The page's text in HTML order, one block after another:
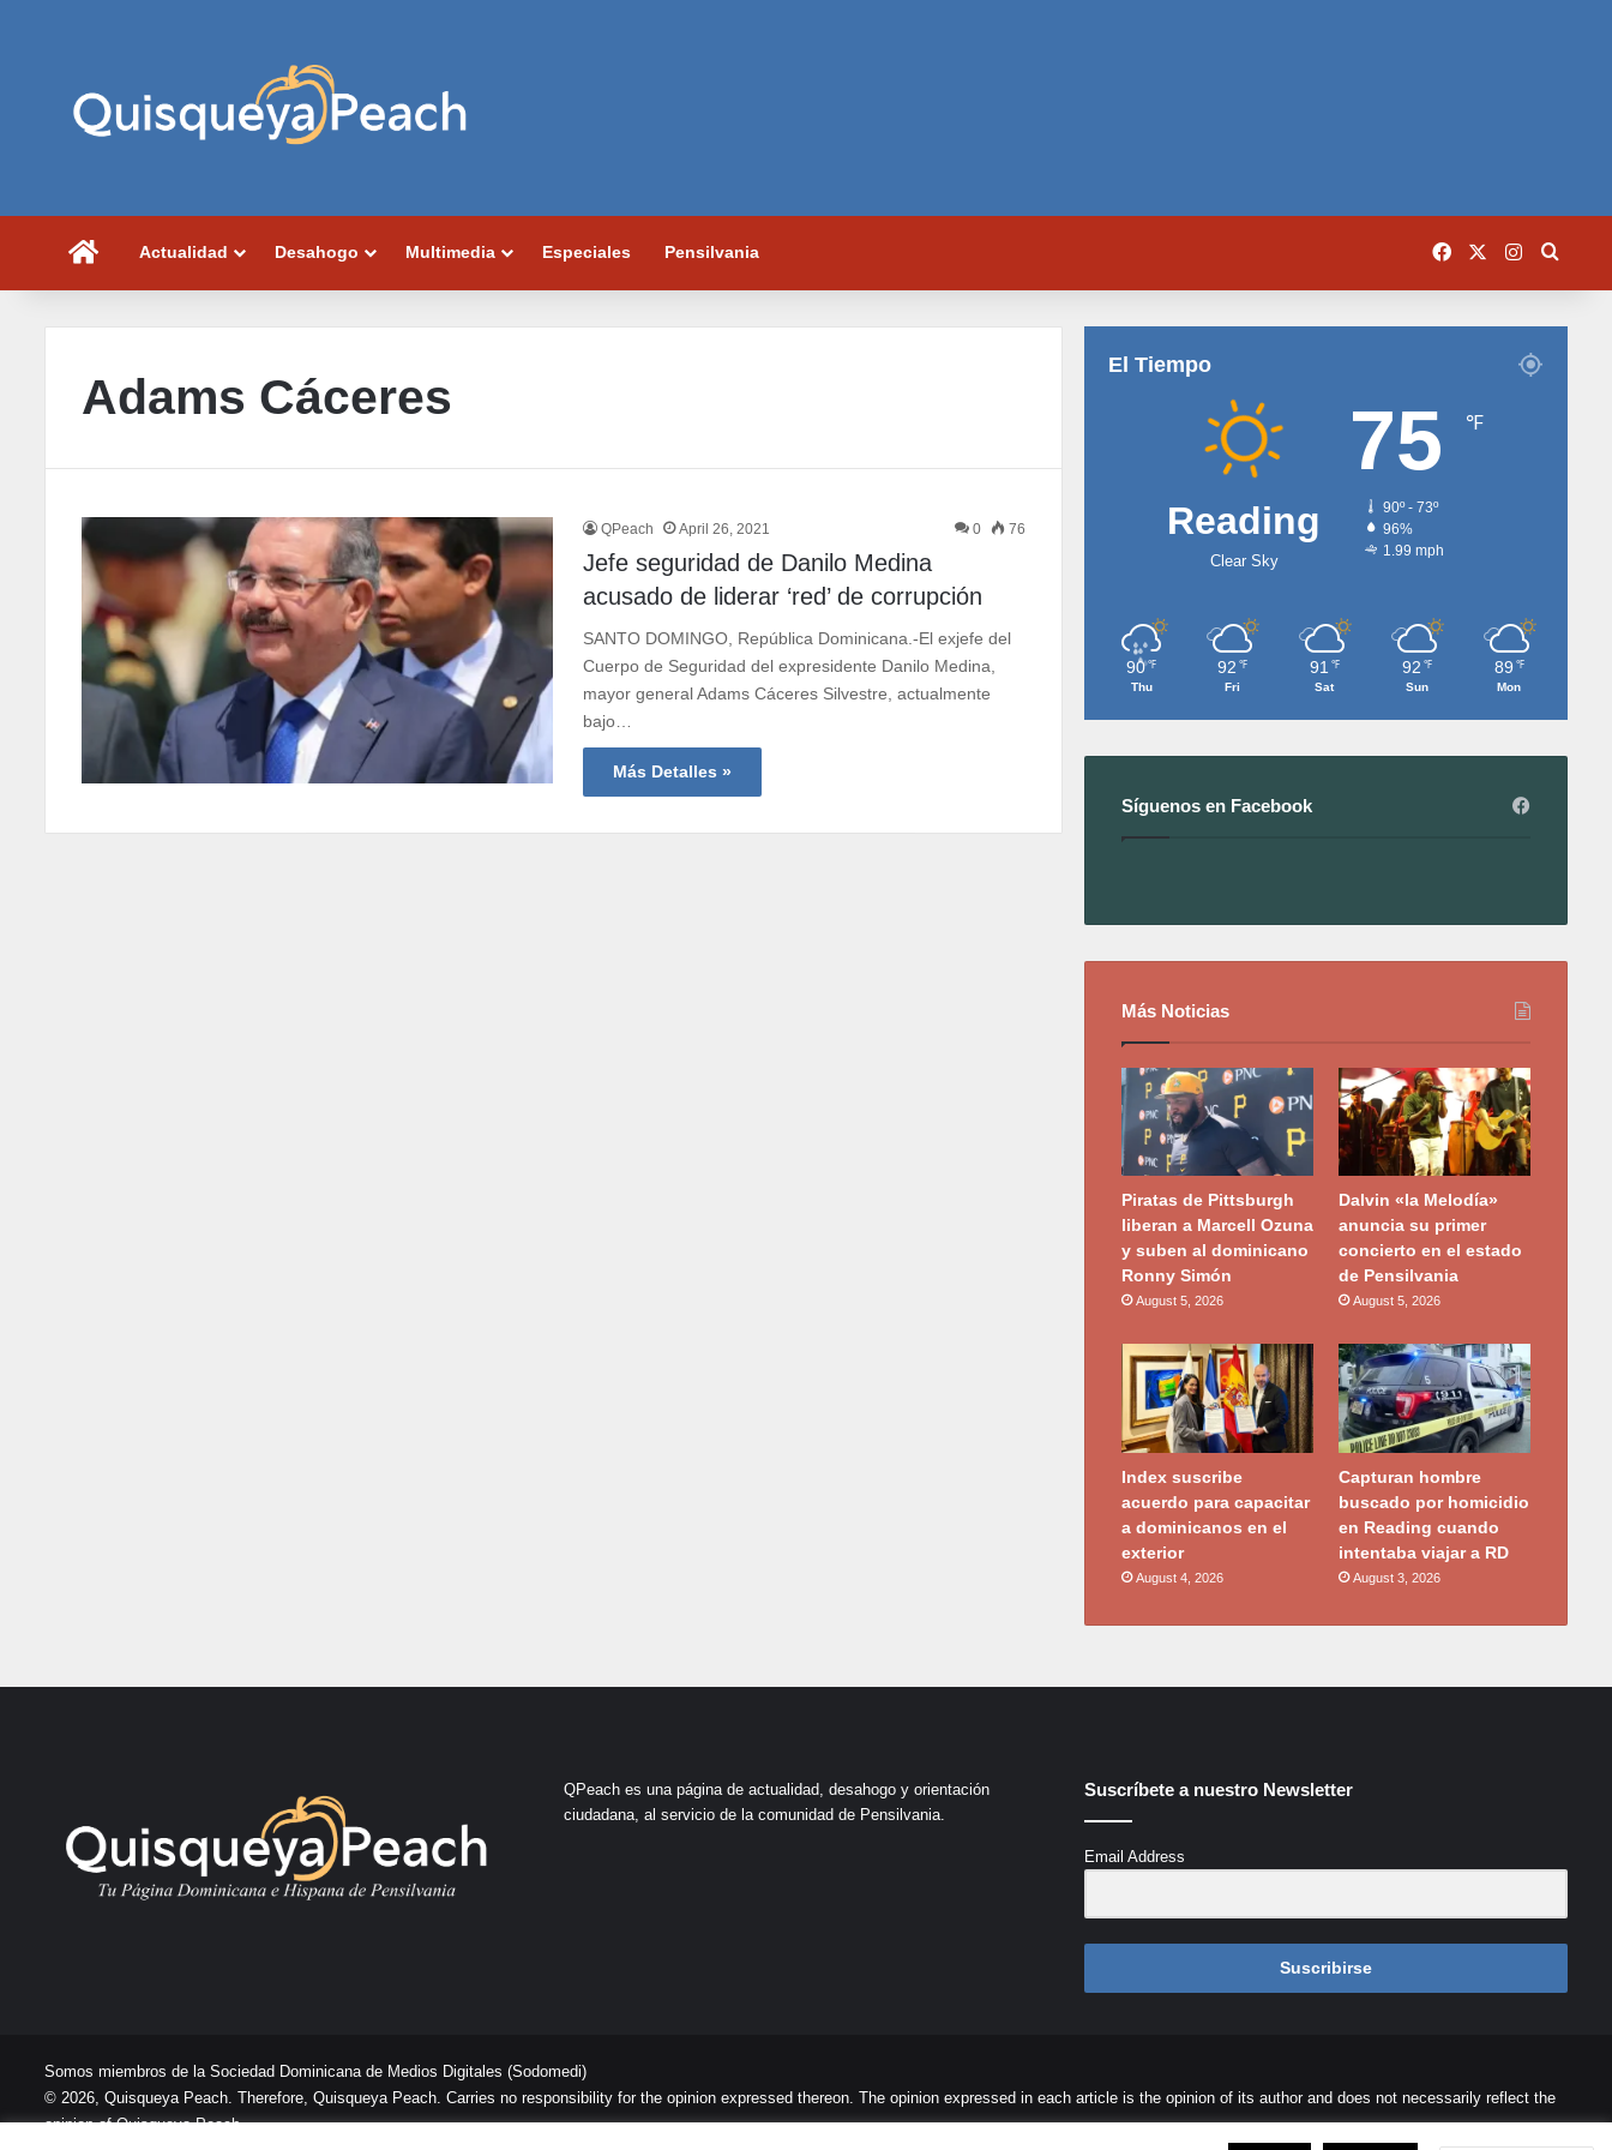
PortadaActualidad Desahogo Multimedia Especiales Pensilvania Facebook Instagram
Adams Cáceres
QPeach April 26, 2021 0 76
Jefe seguridad de Danilo Medina
acusado de liderar ‘red’ de corrupción
SANTO DOMINGO, República Dominicana.-El exjefe del
Cuerpo de Seguridad del expresidente Danilo Medina,
mayor general Adams Cáceres Silvestre, actualmente
bajo…
Más Detalles »
El Tiempo
Reading
Clear Sky
75 ℉
90º - 73º
96%
1.99 mph
90 ℉
Thu
92 ℉
Fri
91 ℉
Sat
92 ℉
Sun
89 ℉
Mon
Síguenos en Facebook
Más Noticias
Piratas de Pittsburgh
liberan a Marcell Ozuna
y suben al dominicano
Ronny Simón
August 5, 2026
Dalvin «la Melodía»
anuncia su primer
concierto en el estado
de Pensilvania
August 5, 2026
Index suscribe
acuerdo para capacitar
a dominicanos en el
exterior
August 4, 2026
Capturan hombre
buscado por homicidio
en Reading cuando
intentaba viajar a RD
August 3, 2026
QPeach es una página de actualidad, desahogo y orientación
ciudadana, al servicio de la comunidad de Pensilvania.
Suscríbete a nuestro Newsletter
Email Address
Suscribirse
Somos miembros de la Sociedad Dominicana de Medios Digitales (Sodomedi)
© 2026, Quisqueya Peach. Therefore, Quisqueya Peach. Carries no responsibility for the opinion expressed thereon. The opinion expressed in each article is the opinion of its author and does not necessarily reflect the
opinion of Quisqueya Peach .